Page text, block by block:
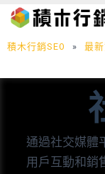
至
主
內
積木行銷SEO » 最
通過社交媒體
用戶互動和銷